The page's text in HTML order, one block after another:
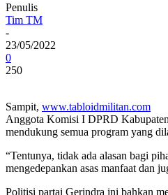
Penulis
Tim TM
-
23/05/2022
0
250
Sampit, www.tabloidmilitan.com
Anggota Komisi I DPRD
mendukung semua program yang
“Tentunya, tidak ada alasan bagi
mengedepankan asas manfaat dan
Politisi partai Gerindra ini bahkan